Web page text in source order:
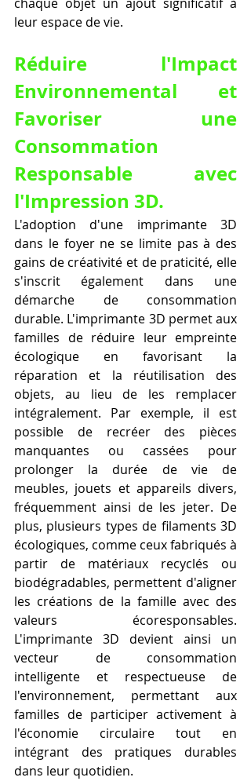
leur espace de vie.
Réduire l'Impact
Environnemental et
Favoriser une
Consommation
Responsable avec
l'Impression 3D.
L'adoption d'une imprimante 3D
dans le foyer ne se limite pas à des
gains de créativité et de praticité, elle
s'inscrit également dans une
démarche de consommation
durable. L'imprimante 3D permet aux
familles de réduire leur empreinte
écologique en favorisant la
réparation et la réutilisation des
objets, au lieu de les remplacer
intégralement. Par exemple, il est
possible de recréer des pièces
manquantes ou cassées pour
prolonger la durée de vie de
meubles, jouets et appareils divers,
fréquemment ainsi de les jeter. De
plus, plusieurs types de filaments 3D
écologiques, comme ceux fabriqués à
partir de matériaux recyclés ou
biodégradables, permettent d'aligner
les créations de la famille avec des
valeurs écoresponsables.
L'imprimante 3D devient ainsi un
vecteur de consommation
intelligente et respectueuse de
l'environnement, permettant aux
familles de participer activement à
l'économie circulaire tout en
intégrant des pratiques durables
dans leur quotidien.